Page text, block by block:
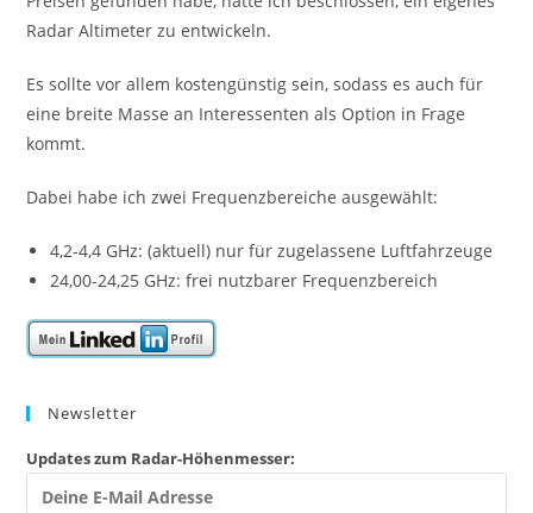
Radar Altimeter zu entwickeln.
Es sollte vor allem kostengünstig sein, sodass es auch für
eine breite Masse an Interessenten als Option in Frage
kommt.
Dabei habe ich zwei Frequenzbereiche ausgewählt:
4,2-4,4 GHz: (aktuell) nur für zugelassene Luftfahrzeuge
24,00-24,25 GHz: frei nutzbarer Frequenzbereich
Newsletter
Updates zum Radar-Höhenmesser: